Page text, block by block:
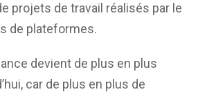
projets de travail réalisés par le
de plateformes.
devient de plus en plus
car de plus en plus de